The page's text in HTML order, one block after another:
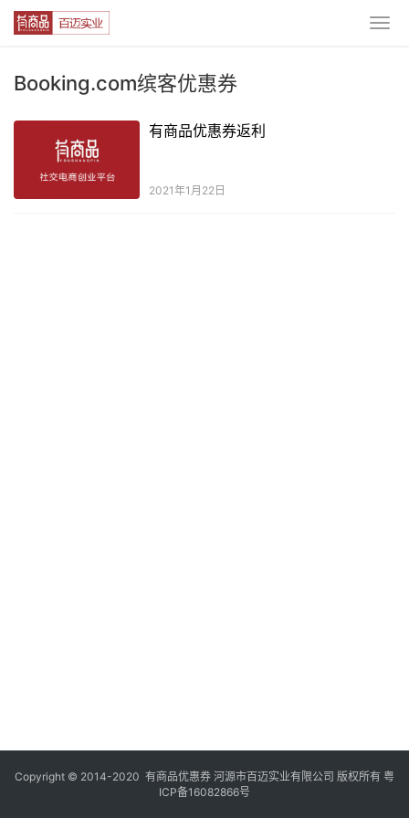
Booking.com缤客优惠券
有商品优惠券返利
2021年1月22日
Copyright © 2014-2020 有商品优惠券 河源市百迈实业有限公司 版权所有 粤
ICP备16082866号